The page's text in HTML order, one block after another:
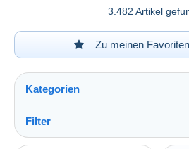
3.482 Artikel
Zu meinen
Kategorien
Filter